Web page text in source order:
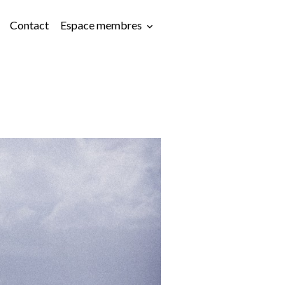
Contact Espace membres